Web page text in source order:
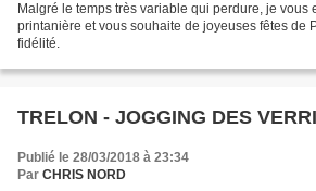
Malgré le temps très variable qui perdure, je vous
printanière et vous souhaite de joyeuses fêtes de
fidélité.
TRELON - JOGGING DES
Publié le 28/03/2018 à 23:34
Par CHRIS NORD